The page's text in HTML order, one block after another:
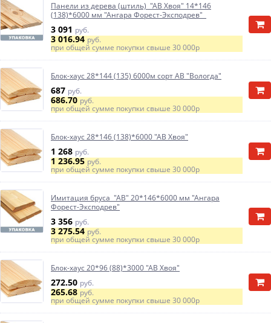
Панели из дерева (штиль) "АВ Хвоя" 14*146
(138)*6000 мм "Ангара Форест-Эксподрев"
3 091 руб.
3 016.94руб.
при общей сумме покупки свыше 30 000р
Блок-хаус 28*144 (135) 6000м сорт АВ "Вологда"
687 руб.
686.70руб.
при общей сумме покупки свыше 30 000р
Блок-хаус 28*146 (138)*6000 "АВ Хвоя"
1 268 руб.
1 236.95руб.
при общей сумме покупки свыше 30 000р
Имитация бруса "АВ" 20*146*6000 мм "Ангара
Форест-Эксподрев"
3 356 руб.
3 275.54руб.
при общей сумме покупки свыше 30 000р
Блок-хаус 20*96 (88)*3000 "АВ Хвоя"
272.50 руб.
265.68руб.
при общей сумме покупки свыше 30 000р